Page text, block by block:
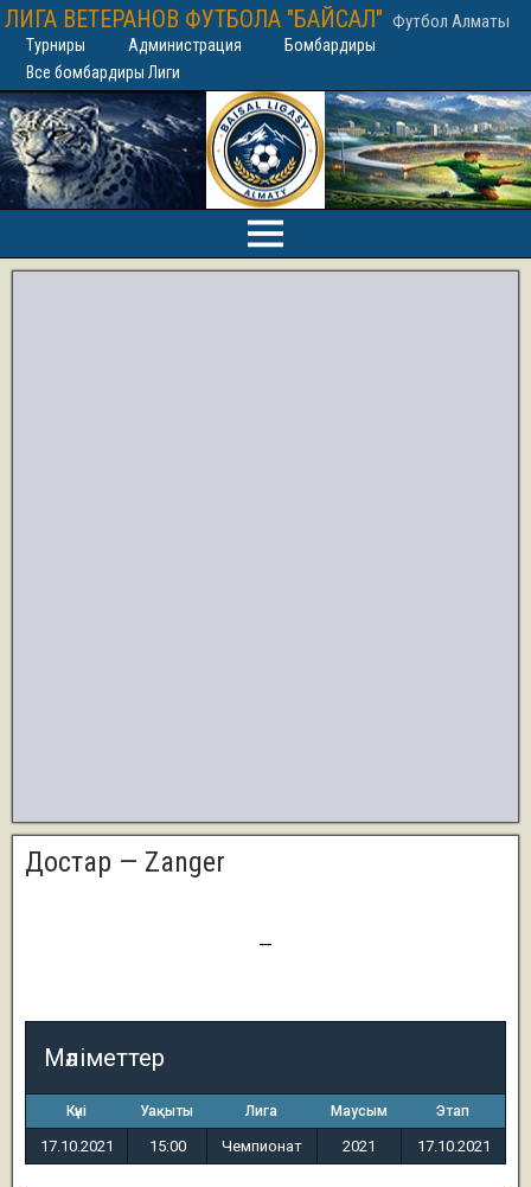
ЛИГА ВЕТЕРАНОВ ФУТБОЛА "БАЙСАЛ" Футбол Алматы
Турниры Администрация
Бомбардиры
Все бомбардиры Лиги
Достар — Zanger
—
Мәліметтер
Күні Уақыты Лига Маусым Этап
17.10.2021 15:00 Чемпионат 2021 17.10.2021